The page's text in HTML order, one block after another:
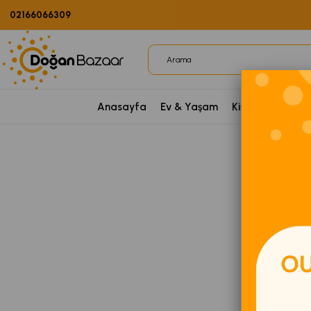
02166066309
Anasayfa Ev & Yaşam Kişisel Bakım